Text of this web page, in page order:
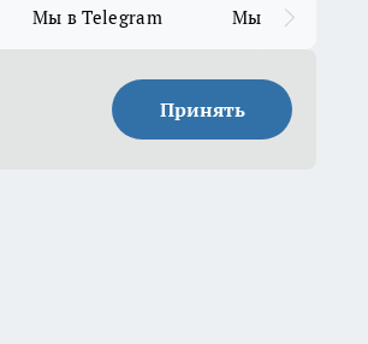
Мы в Telegram Мы в MAX
Принять